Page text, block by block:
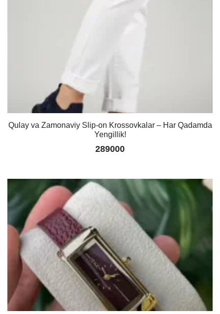
Qulay va Zamonaviy Slip-on Krossovkalar – Har Qadamda
Yengillik!
289000